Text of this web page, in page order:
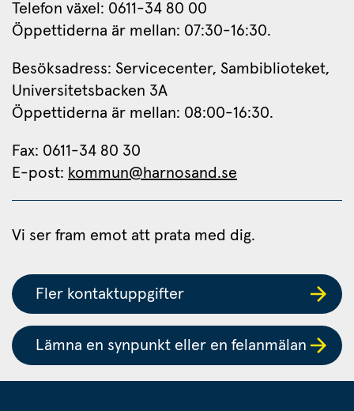
Telefon växel: 0611-34 80 00
Öppettiderna är mellan: 07:30-16:30.
Besöksadress: Servicecenter, Sambiblioteket,
Universitetsbacken 3A
Öppettiderna är mellan: 08:00-16:30.
Fax: 0611-34 80 30
E-post: kommun@harnosand.se
Vi ser fram emot att prata med dig.
Fler kontaktuppgifter
Lämna en synpunkt eller en felanmälan